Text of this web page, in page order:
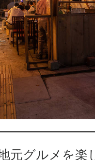
元グルメを楽